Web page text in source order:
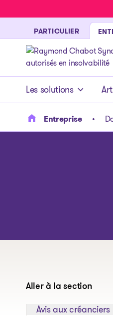
PARTICULIER
- page d’accueil
Les solutions
Entreprise
Aller à la section
Sauter à la section:
Avis aux créanciers